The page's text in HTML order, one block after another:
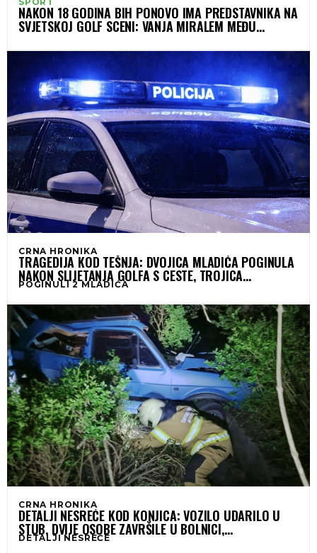
NAKON 18 GODINA BIH PONOVO IMA PREDSTAVNIKA NA
SVJETSKOJ GOLF SCENI: VANJA MIRALEM MEĐU
CRNA HRONIKA
TRAGEDIJA KOD TEŠNJA: DVOJICA MLADIĆA POGINULA
NAKON SLIJETANJA GOLFA S CESTE, TROJICA
POVRIJEĐENA
POGINULI 2 MLADIĆA
CRNA HRONIKA
DETALJI NESREĆE KOD KONJICA: VOZILO UDARILO U
STUB, DVIJE OSOBE ZAVRŠILE U BOLNICI,
INTERVENISALI I VATROGASCI
DETALJI NESREĆE